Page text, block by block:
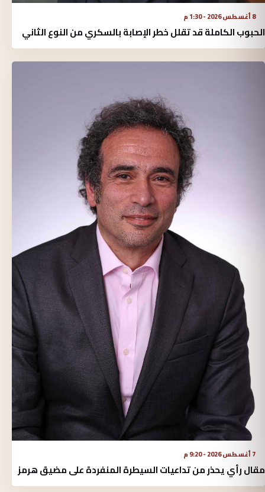
8 أغسطس 2026 - 1:30 م
الحبوب الكاملة قد تقلل خطر الإصابة بالسكري من النوع الثاني
7 أغسطس 2026 - 9:20 م
مقال رأي يحذر من تداعيات السيطرة المنفردة على مضيق هرمز